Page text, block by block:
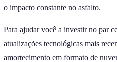
o impacto constante no asfalto.
Para ajudar você a investir no par
atualizações tecnológicas mais
amortecimento em formato de